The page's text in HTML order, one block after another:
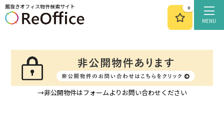
MENU
居抜きオフィス物件検索サイト 0
→非公開物件はフォームよりお問い合わせください